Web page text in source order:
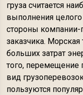
груза считается
выполнения
стороны компании-
заказчика. Морская
больших затрат
того,
вид
пользуются